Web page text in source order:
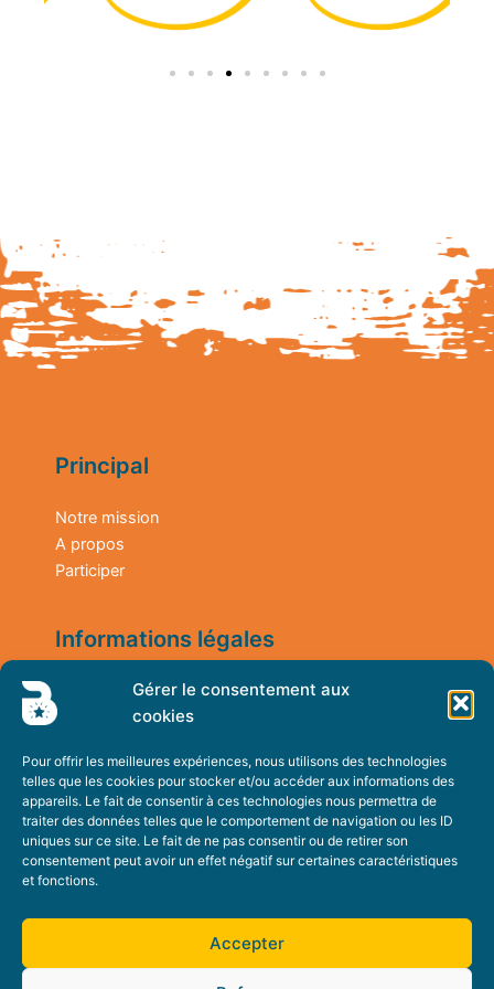
Gérer le consentement aux
cookies
Pour offrir les meilleures expériences, nous utilisons des technologies
telles que les cookies pour stocker et/ou accéder aux informations des
appareils. Le fait de consentir à ces technologies nous permettra de
traiter des données telles que le comportement de navigation ou les ID
uniques sur ce site. Le fait de ne pas consentir ou de retirer son
consentement peut avoir un effet négatif sur certaines caractéristiques
et fonctions.
Accepter
Principal
Notre mission
A propos
Participer
Informations légales
Mentions légales
Politique de confidentialité
Contactez-nous
Contact